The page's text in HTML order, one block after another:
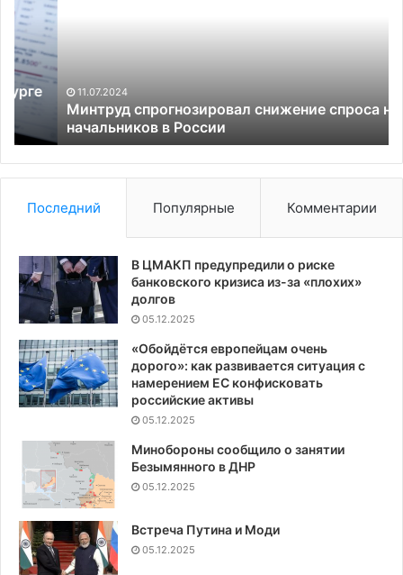
спроса
на
начальников в России
11.07.2024
Минтруд спрогнозировал снижение спроса на
начальников в России
Последний Популярные Комментарии
В ЦМАКП предупредили о риске
банковского кризиса из-за «плохих»
долгов
05.12.2025
«Обойдётся европейцам очень
дорого»: как развивается ситуация с
намерением ЕС конфисковать
российские активы
05.12.2025
Минобороны сообщило о занятии
Безымянного в ДНР
05.12.2025
Встреча Путина и Моди
05.12.2025